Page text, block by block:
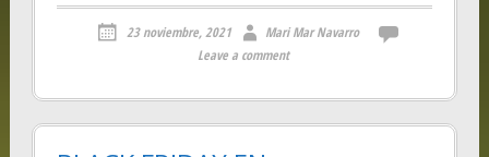
23 noviembre, 2021
Mari Mar Navarro
Leave a comment